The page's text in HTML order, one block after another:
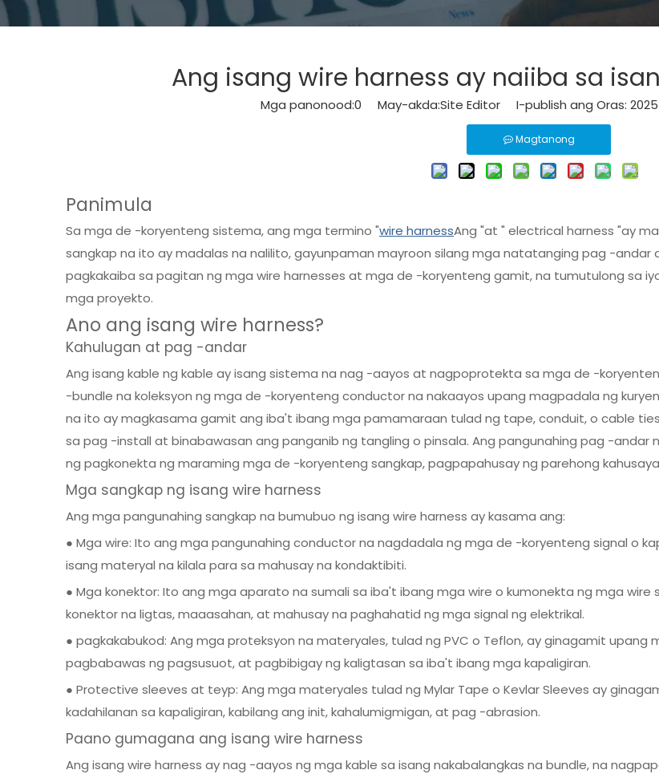
Ang isang wire harness ay naiiba sa
Mga panonood:0 May-akda:Site Editor I-publish ang Oras:
Magtanong
Panimula
Sa mga de -koryenteng sistema, ang mga termino "wire harnessAng "at " electrical harness "ay
sangkap na ito ay madalas na nalilito, gayunpaman mayroon silang mga natatanging pag -
pagkakaiba sa pagitan ng mga wire harnesses at mga de -koryenteng gamit, na tumutulong sa
mga proyekto.
Ano ang isang wire harness?
Kahulugan at pag -andar
Ang isang kable ng kable ay isang sistema na nag -aayos at nagpoprotekta sa mga de -
-bundle na koleksyon ng mga de -koryenteng conductor na nakaayos upang magpadala ng
na ito ay magkasama gamit ang iba't ibang mga pamamaraan tulad ng tape, conduit, o cable
sa pag -install at binabawasan ang panganib ng tangling o pinsala. Ang pangunahing pag -andar
ng pagkonekta ng maraming mga de -koryenteng sangkap, pagpapahusay ng parehong
Mga sangkap ng isang wire harness
Ang mga pangunahing sangkap na bumubuo ng isang wire harness ay kasama ang:
● Mga wire: Ito ang mga pangunahing conductor na nagdadala ng mga de -koryenteng signal o
isang materyal na kilala para sa mahusay na kondaktibiti.
● Mga konektor: Ito ang mga aparato na sumali sa iba't ibang mga wire o kumonekta ng mga
konektor na ligtas, maaasahan, at mahusay na paghahatid ng mga signal ng elektrikal.
● pagkakabukod: Ang mga proteksyon na materyales, tulad ng PVC o Teflon, ay ginagamit upang
pagbabawas ng pagsusuot, at pagbibigay ng kaligtasan sa iba't ibang mga kapaligiran.
● Protective sleeves at teyp: Ang mga materyales tulad ng Mylar Tape o Kevlar Sleeves ay
kadahilanan sa kapaligiran, kabilang ang init, kahalumigmigan, at pag -abrasion.
Paano gumagana ang isang wire harness
Ang isang wire harness ay nag -aayos ng mga kable sa isang nakabalangkas na bundle, na